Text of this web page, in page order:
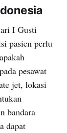
I Gusti
pasien perlu
pesawat
jet, lokasi
bandara
dapat